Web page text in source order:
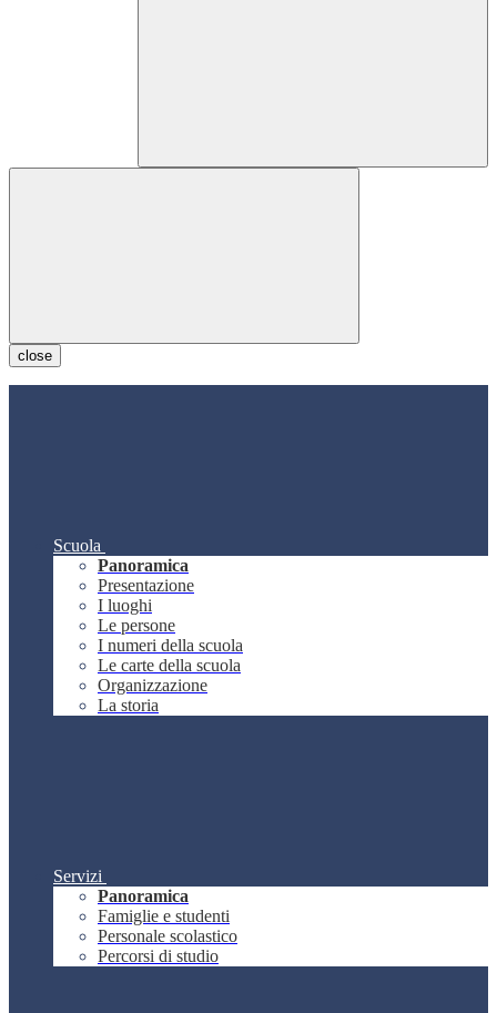
close
Scuola
Panoramica
Presentazione
I luoghi
Le persone
I numeri della scuola
Le carte della scuola
Organizzazione
La storia
Servizi
Panoramica
Famiglie e studenti
Personale scolastico
Percorsi di studio